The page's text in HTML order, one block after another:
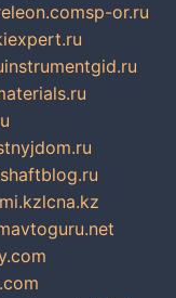
sp-or.ru
instrumentgid.ru
lcna.kz
avtoguru.net